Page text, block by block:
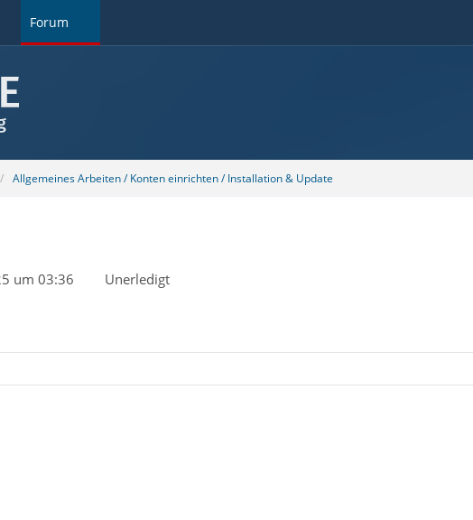
Forum
Allgemeines Arbeiten / Konten einrichten / Installation & Update
um 03:36 Unerledigt